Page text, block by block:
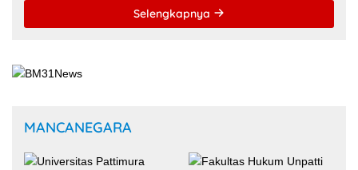
Selengkapnya
MANCANEGARA